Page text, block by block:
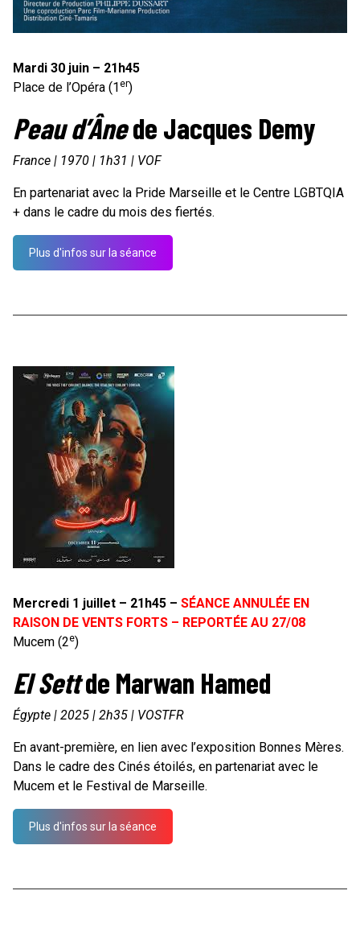
Mardi 30 juin – 21h45
Place de l’Opéra (1er)
Peau d’Ânede Jacques Demy
France | 1970 | 1h31 | VOF
En partenariat avec la Pride Marseille et le Centre LGBTQIA
+ dans le cadre du mois des fiertés.
Plus d'infos sur la séance
Mercredi 1 juillet – 21h45 – SÉANCE ANNULÉE EN
RAISON DE VENTS FORTS – REPORTÉE AU 27/08
Mucem (2e)
El Settde Marwan Hamed
Égypte | 2025 | 2h35 | VOSTFR
En avant-première, en lien avec l’exposition Bonnes Mères.
Dans le cadre des Cinés étoilés, en partenariat avec le
Mucem et le Festival de Marseille.
Plus d'infos sur la séance